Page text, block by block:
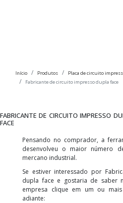
Início Produtos
Placa de circuito
Fabricante de circuito impresso dupla face
FABRICANTE DE CIRCUITO IMPRESSO
FACE
Pensando no comprador, a
desenvolveu o maior número
mercano industrial.
Se estiver interessado por
dupla face e gostaria de saber
empresa clique em um ou
adiante: